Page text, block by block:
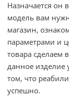
Назначается он
модель вам
магазин,
параметрами и
товара сделаем
данное
том, что
успешно.